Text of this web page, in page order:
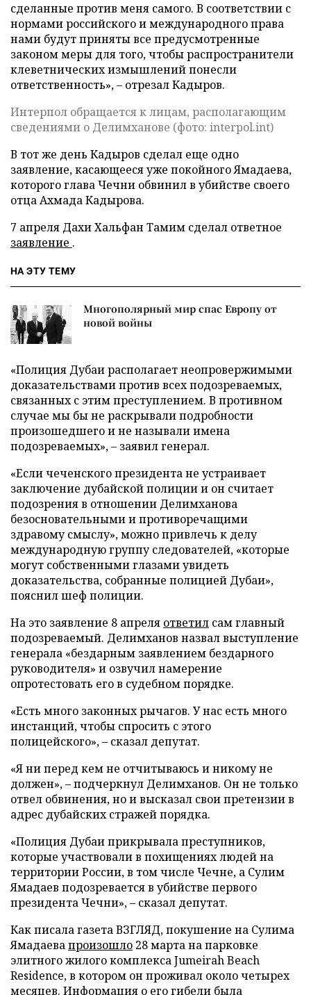
сделанные против меня самого. В соответствии с
нормами российского и международного права
нами будут приняты все предусмотренные
законом меры для того, чтобы распространители
клеветнических измышлений понесли
ответственность», – отрезал Кадыров.
Интерпол обращается к лицам, располагающим
сведениями о Делимханове (фото: interpol.int)
В тот же день Кадыров сделал еще одно
заявление, касающееся уже покойного Ямадаева,
которого глава Чечни обвинил в убийстве своего
отца Ахмада Кадырова.
7 апреля Дахи Хальфан Тамим сделал ответное
заявление .
НА ЭТУ ТЕМУ
Многополярный мир спас Европу от
новой войны
«Полиция Дубаи располагает неопровержимыми
доказательствами против всех подозреваемых,
связанных с этим преступлением. В противном
случае мы бы не раскрывали подробности
произошедшего и не называли имена
подозреваемых», – заявил генерал.
«Если чеченского президента не устраивает
заключение дубайской полиции и он считает
подозрения в отношении Делимханова
безосновательными и противоречащими
здравому смыслу», можно привлечь к делу
международную группу следователей, «которые
могут собственными глазами увидеть
доказательства, собранные полицией Дубаи»,
пояснил шеф полиции.
На это заявление 8 апреля ответил сам главный
подозреваемый. Делимханов назвал выступление
генерала «бездарным заявлением бездарного
руководителя» и озвучил намерение
опротестовать его в судебном порядке.
«Есть много законных рычагов. У нас есть много
инстанций, чтобы спросить с этого
полицейского», – сказал депутат.
«Я ни перед кем не отчитываюсь и никому не
должен», – подчеркнул Делимханов. Он не только
отвел обвинения, но и высказал свои претензии в
адрес дубайских стражей порядка.
«Полиция Дубаи прикрывала преступников,
которые участвовали в похищениях людей на
территории России, в том числе Чечне, а Сулим
Ямадаев подозревается в убийстве первого
президента Чечни», – сказал депутат.
Как писала газета ВЗГЛЯД, покушение на Сулима
Ямадаевапроизошло 28 марта на парковке
элитного жилого комплекса Jumeirah Beach
Residence, в котором он проживал около четырех
месяцев. Информация о его гибели была